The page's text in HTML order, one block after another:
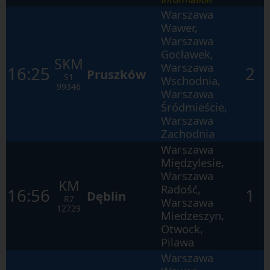
16:25 SKM
S1
99346
Pruszków
Warszawa
Wawer,
Warszawa
Gocławek,
Warszawa
Wschodnia,
Warszawa
Śródmieście,
Warszawa
Zachodnia
2
16:56 KM
R7
12729
Dęblin
Warszawa
Międzylesie,
Warszawa
Radość,
Warszawa
Miedzeszyn,
Otwock,
Pilawa
1
Warszawa